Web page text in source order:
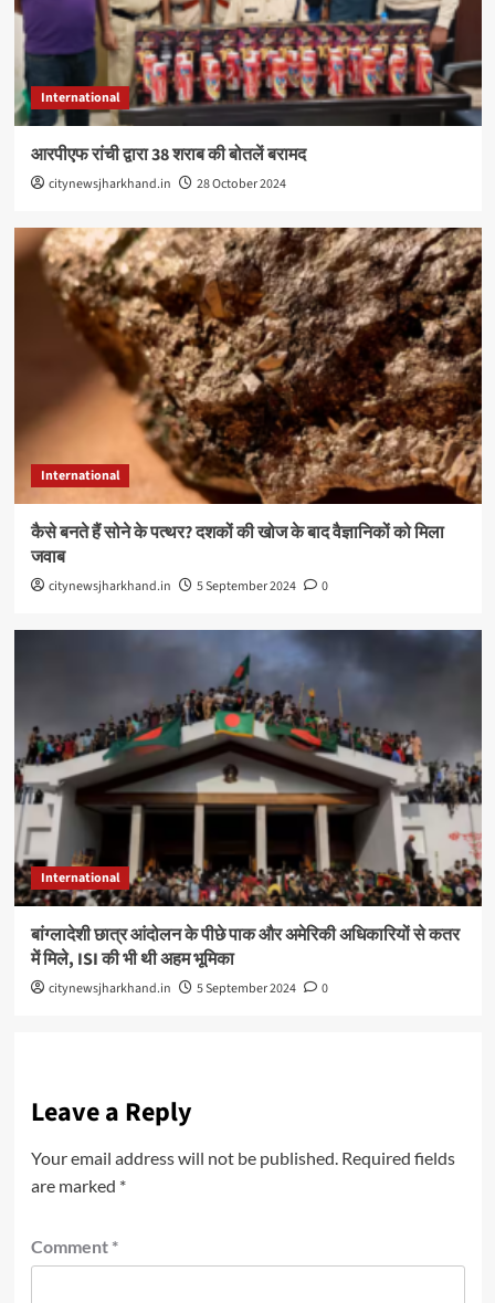
International
आरपीएफ रांची द्वारा 38 शराब की बोतलें बरामद
citynewsjharkhand.in 28 October 2024
International
कैसे बनते हैं सोने के पत्थर? दशकों की खोज के बाद वैज्ञानिकों को मिला
जवाब
citynewsjharkhand.in 5 September 2024 0
International
बांग्लादेशी छात्र आंदोलन के पीछे पाक और अमेरिकी अधिकारियों से कतर
में मिले, ISI की भी थी अहम भूमिका
citynewsjharkhand.in 5 September 2024 0
Leave a Reply
Your email address will not be published. Required fields
are marked *
Comment *